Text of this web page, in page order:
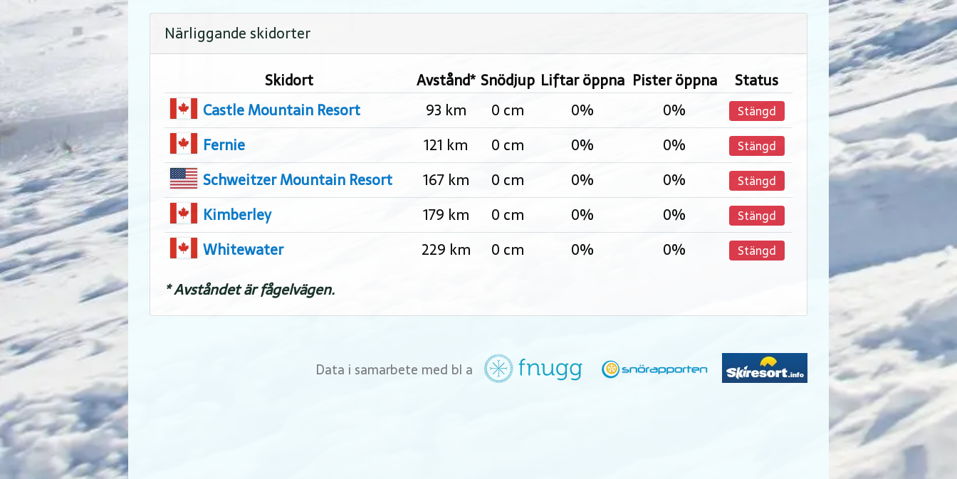
Närliggande skidorter
Skidort Avstånd* Snödjup Liftar öppna Pister öppna
Status
Castle Mountain Resort
93 km 0 cm 0% 0% Stängd
Fernie 121 km 0 cm 0% 0% Stängd
Schweitzer Mountain Resort 167 km 0 cm 0% 0% Stängd
Kimberley 179 km 0 cm 0% 0% Stängd
Whitewater 229 km 0 cm 0% 0% Stängd
* Avståndet är fågelvägen.
Data i samarbete med bl a